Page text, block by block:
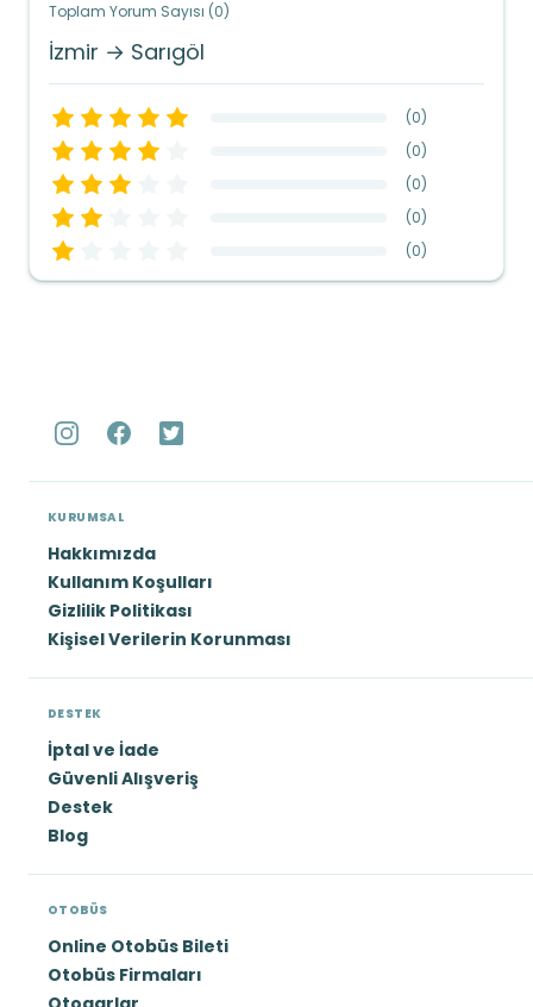
Toplam Yorum Sayısı (0)
İzmir → Sarıgöl
(0)
(0)
(0)
(0)
(0)
KURUMSAL
Hakkımızda
Kullanım Koşulları
Gizlilik Politikası
Kişisel Verilerin Korunması
DESTEK
İptal ve İade
Güvenli Alışveriş
Destek
Blog
OTOBÜS
Online Otobüs Bileti
Otobüs Firmaları